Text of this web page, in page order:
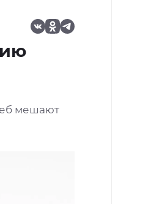
мешают